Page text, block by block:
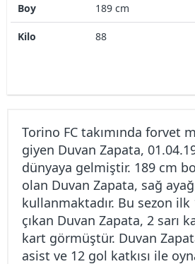
Boy 189 cm
Kilo 88
Torino FC takımında forvet
giyen Duvan Zapata,
dünyaya gelmiştir. 189 cm
olan Duvan Zapata, sağ
kullanmaktadır. Bu sezon ilk
çıkan Duvan Zapata, 2 sarı
kart görmüştür. Duvan
asist ve 12 gol katkısı ile